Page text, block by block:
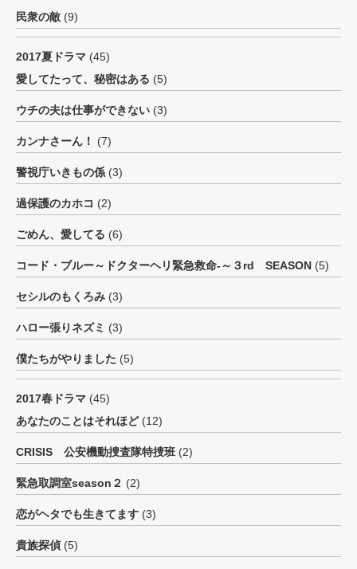
民衆の敵 (9)
2017夏ドラマ (45)
愛してたって、秘密はある (5)
ウチの夫は仕事ができない (3)
カンナさーん！ (7)
警視庁いきもの係 (3)
過保護のカホコ (2)
ごめん、愛してる (6)
コード・ブルー～ドクターヘリ緊急救命-～３rd SEASON (5)
セシルのもくろみ (3)
ハロー張りネズミ (3)
僕たちがやりました (5)
2017春ドラマ (45)
あなたのことはそれほど(12)
CRISIS 公安機動捜査隊特捜班 (2)
緊急取調室season２ (2)
恋がヘタでも生きてます (3)
貴族探偵 (5)